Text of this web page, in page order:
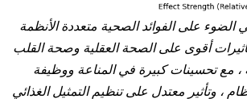
الضوء على الفوائد الصحية متعددة الأنظمة
أقوى على الصحة العقلية وصحة القلب
، مع تحسينات كبيرة في المناعة ووظيفة
، وتأثير معتدل على تنظيم التمثيل الغذائي